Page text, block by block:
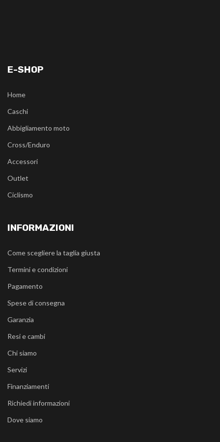
E-SHOP
Home
Caschi
Abbigliamento moto
Cross/Enduro
Accessori
Outlet
Ciclismo
INFORMAZIONI
Come scegliere la taglia giusta
Termini e condizioni
Pagamento
Spese di consegna
Garanzia
Resi e cambi
Chi siamo
Servizi
Finanziamenti
Richiedi informazioni
Dove siamo